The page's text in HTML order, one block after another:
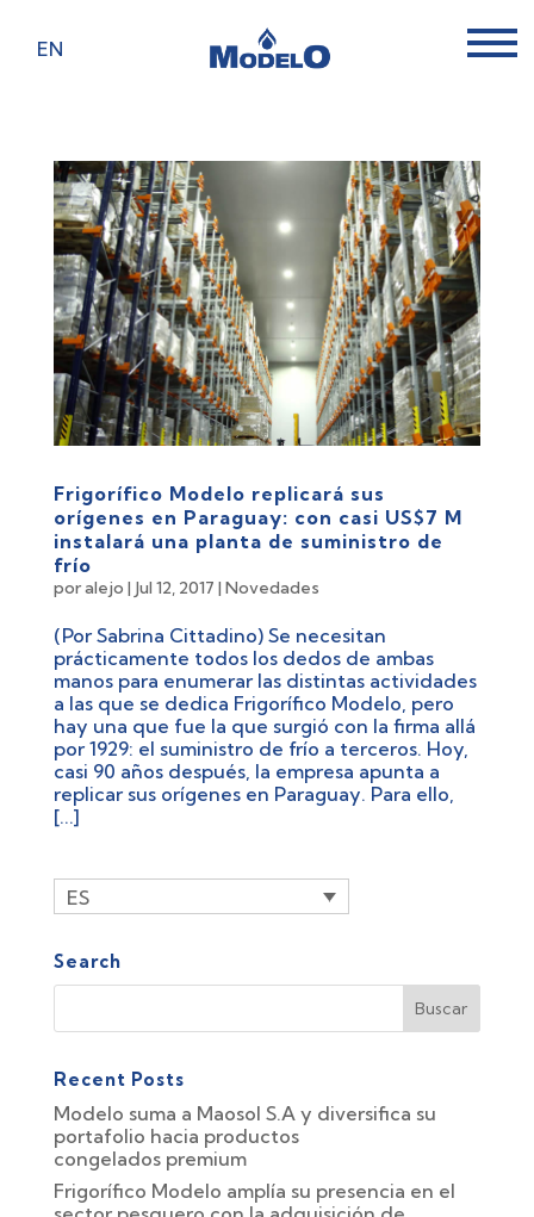
EN
Frigorífico Modelo replicará sus
orígenes en Paraguay: con casi US$7 M
instalará una planta de suministro de
frío
poralejo | Jul 12, 2017 | Novedades
(Por Sabrina Cittadino) Se necesitan
prácticamente todos los dedos de ambas
manos para enumerar las distintas actividades
a las que se dedica Frigorífico Modelo, pero
hay una que fue la que surgió con la firma allá
por 1929: el suministro de frío a terceros. Hoy,
casi 90 años después, la empresa apunta a
replicar sus orígenes en Paraguay. Para ello,
[...]
ES
Search
Recent Posts
Modelo suma a Maosol S.A y diversifica su
portafolio hacia productos
congelados premium
Frigorífico Modelo amplía su presencia en el